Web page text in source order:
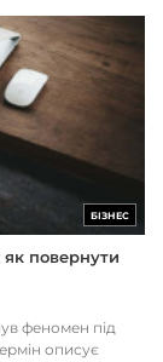
БІЗНЕС
як повернути
феномен під
описує